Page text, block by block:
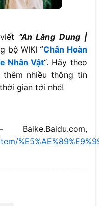
“An Lăng Dung |
bộ WIKI “Chân Hoàn
Nhân Vật“. Hãy theo
nhiều thông tin
gian tới nhé!